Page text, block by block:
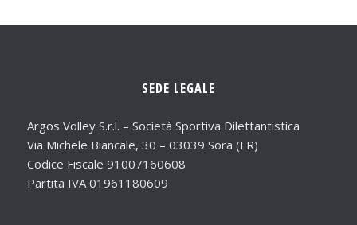
SEDE LEGALE
Argos Volley S.r.l. – Società Sportiva Dilettantistica
Via Michele Biancale, 30 – 03039 Sora (FR)
Codice Fiscale 91007160608
Partita IVA 01961180609